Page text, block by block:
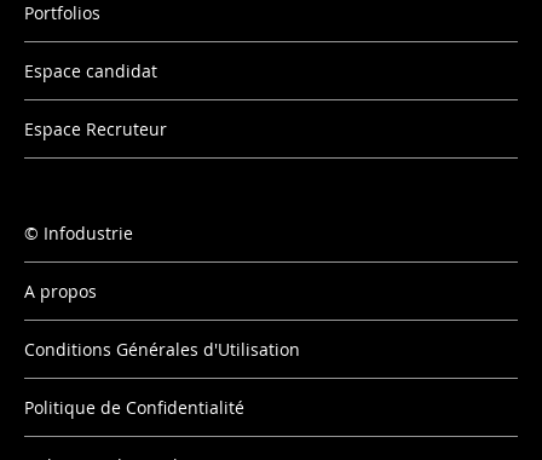
Portfolios
Espace candidat
Espace Recruteur
Infodustrie
A propos
Conditions Générales d'Utilisation
Politique de Confidentialité